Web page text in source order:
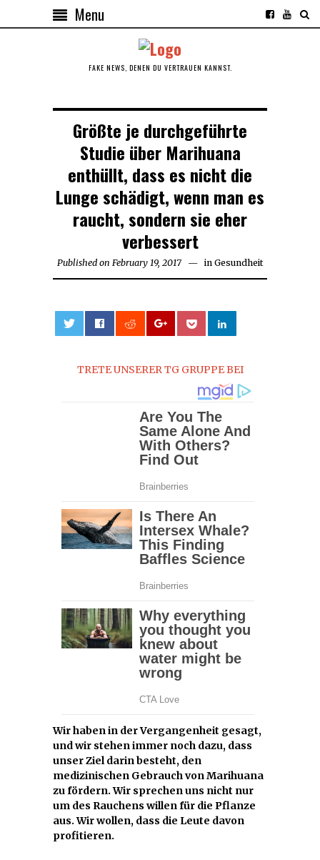
Menu
FAKE NEWS, DENEN DU VERTRAUEN KANNST.
Größte je durchgeführte
Studie über Marihuana
enthüllt, dass es nicht die
Lunge schädigt, wenn man es
raucht, sondern sie eher
verbessert
Published on February 19, 2017February
in Gesundheit
TRETE UNSERER TG GRUPPE BEI
Wir haben in der Vergangenheit gesagt,
und wir stehen immer noch dazu, dass
unser Ziel darin besteht, den
medizinischen Gebrauch von Marihuana
zu fördern. Wir sprechen uns nicht nur
um des Rauchens willen für die Pflanze
aus. Wir wollen, dass die Leute davon
profitieren.